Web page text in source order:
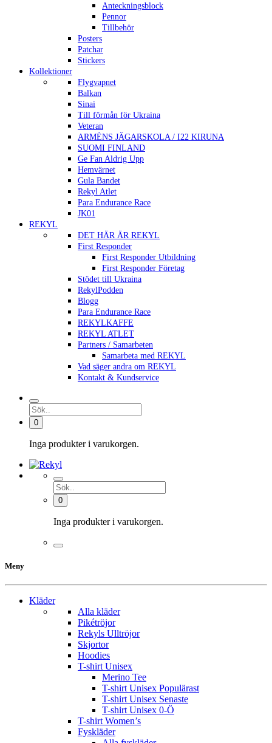
Anteckningsblock
Pennor
Tillbehör
Posters
Patchar
Stickers
Kollektioner
Flygvapnet
Balkan
Sinai
Till förmån för Ukraina
Veteran
ARMÈNS JÄGARSKOLA / I22 KIRUNA
SUOMI FINLAND
Ge Fan Aldrig Upp
Hemvärnet
Gula Bandet
Rekyl Atlet
Para Endurance Race
JK01
REKYL
DET HÄR ÄR REKYL
First Responder
First Responder Utbildning
First Responder Företag
Stödet till Ukraina
RekylPodden
Blogg
Para Endurance Race
REKYLKAFFE
REKYL ATLET
Partners / Samarbeten
Samarbeta med REKYL
Vad säger andra om REKYL
Kontakt & Kundservice
0
Inga produkter i varukorgen.
0
Inga produkter i varukorgen.
Meny
Kläder
Alla kläder
Pikétröjor
Rekyls Ulltröjor
Skjortor
Hoodies
T-shirt Unisex
Merino Tee
T-shirt Unisex Populärast
T-shirt Unisex Senaste
T-shirt Unisex 0-Ö
T-shirt Women’s
Fyskläder